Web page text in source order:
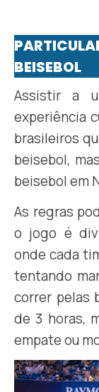
BEISEBOL
Assistir a
experiência
brasileiros
beisebol,
beisebol em
As regras
o jogo é
onde cada
tentando
correr pelas
de 3 horas,
empate ou